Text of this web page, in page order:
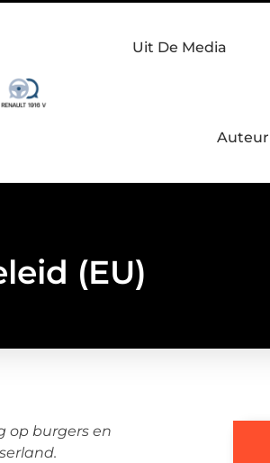
bestellen voor een onvergetelijke
Uit De Media
(EU)
op burgers en